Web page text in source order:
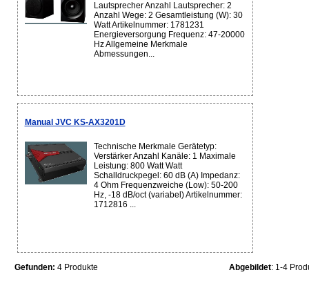
Lautsprecher Anzahl Lautsprecher: 2
Anzahl Wege: 2 Gesamtleistung (W): 30
Watt Artikelnummer: 1781231
Energieversorgung Frequenz: 47-20000
Hz Allgemeine Merkmale
Abmessungen...
Manual JVC KS-AX3201D
Technische Merkmale Gerätetyp:
Verstärker Anzahl Kanäle: 1 Maximale
Leistung: 800 Watt Watt
Schalldruckpegel: 60 dB (A) Impedanz:
4 Ohm Frequenzweiche (Low): 50-200
Hz, -18 dB/oct (variabel) Artikelnummer:
1712816 ...
Gefunden: 4 Produkte Abgebildet: 1-4